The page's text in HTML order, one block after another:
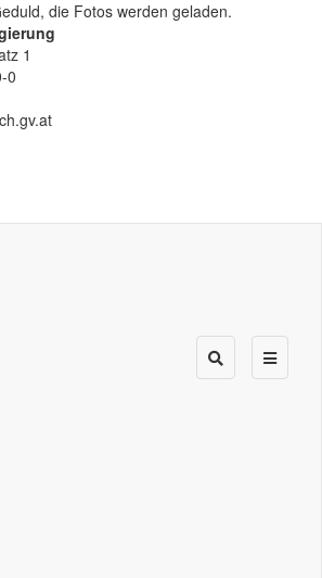
die Fotos werden geladen.
1
0